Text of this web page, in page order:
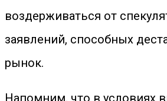
воздерживаться от
заявлений, способных
рынок.
Напомним, что в условиях